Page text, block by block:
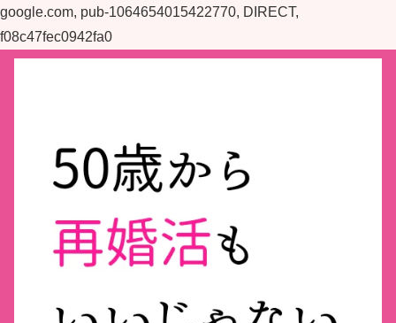
google.com, pub-1064654015422770, DIRECT,
f08c47fec0942fa0